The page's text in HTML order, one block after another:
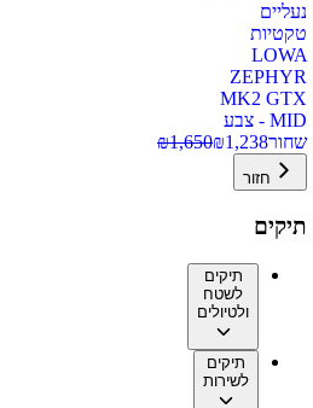
נעליים
טקטיות
LOWA
ZEPHYR
MK2 GTX
MID - צבע
שחור
₪1,238
₪1,650
חזור
תיקים
תיקים
לשטח
ולטיולים
תיקים
לשירות